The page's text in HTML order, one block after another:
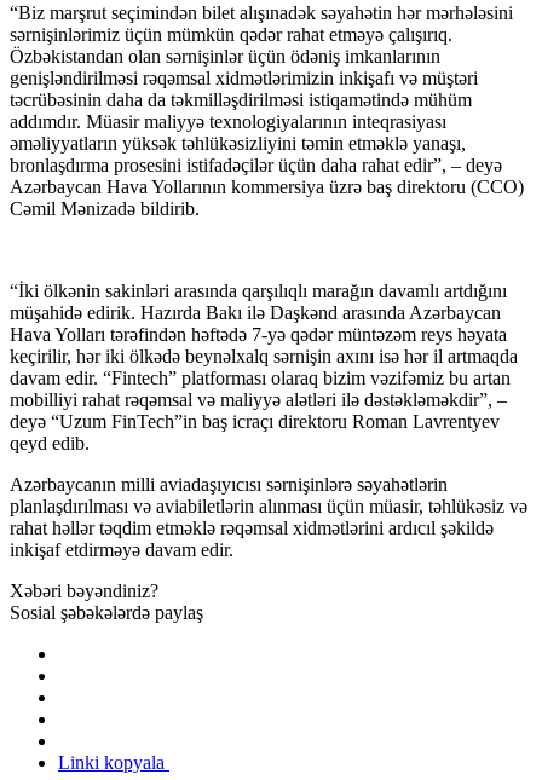
“Biz marşrut seçimindən bilet alışınadək səyahətin hər mərhələsini
sərnişinlərimiz üçün mümkün qədər rahat etməyə çalışırıq.
Özbəkistandan olan sərnişinlər üçün ödəniş imkanlarının
genişləndirilməsi rəqəmsal xidmətlərimizin inkişafı və müştəri
təcrübəsinin daha da təkmilləşdirilməsi istiqamətində mühüm
addımdır. Müasir maliyyə texnologiyalarının inteqrasiyası
əməliyyatların yüksək təhlükəsizliyini təmin etməklə yanaşı,
bronlaşdırma prosesini istifadəçilər üçün daha rahat edir”, – deyə
Azərbaycan Hava Yollarının kommersiya üzrə baş direktoru (CCO)
Cəmil Mənizadə bildirib.
“İki ölkənin sakinləri arasında qarşılıqlı marağın davamlı artdığını
müşahidə edirik. Hazırda Bakı ilə Daşkənd arasında Azərbaycan
Hava Yolları tərəfindən həftədə 7-yə qədər müntəzəm reys həyata
keçirilir, hər iki ölkədə beynəlxalq sərnişin axını isə hər il artmaqda
davam edir. “Fintech” platforması olaraq bizim vəzifəmiz bu artan
mobilliyi rahat rəqəmsal və maliyyə alətləri ilə dəstəkləməkdir”, –
deyə “Uzum FinTech”in baş icraçı direktoru Roman Lavrentyev
qeyd edib.
Azərbaycanın milli aviadaşıyıcısı sərnişinlərə səyahətlərin
planlaşdırılması və aviabiletlərin alınması üçün müasir, təhlükəsiz və
rahat həllər təqdim etməklə rəqəmsal xidmətlərini ardıcıl şəkildə
inkişaf etdirməyə davam edir.
Xəbəri bəyəndiniz?
Sosial şəbəkələrdə paylaş
Linki kopyala